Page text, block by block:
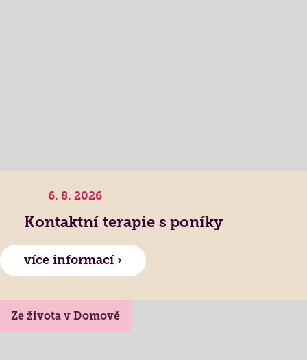
6. 8. 2026
Kontaktní terapie s poníky
více informací ›
Ze života v Domově
Lidé často hledají
Kontakty
Jak to u nás vypadá